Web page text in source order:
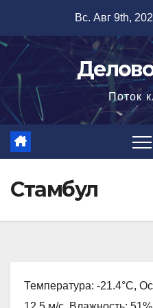
содержимому
Вс. Авг 9th,
Поток
Стамбул
Температура: -21.4°C,